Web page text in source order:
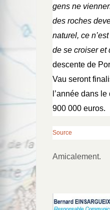
gens ne
des roches
naturel, ce
de se croiser et
descente de
Vau seront
l’année dans
900 000 euros.
Source
Amicalement.